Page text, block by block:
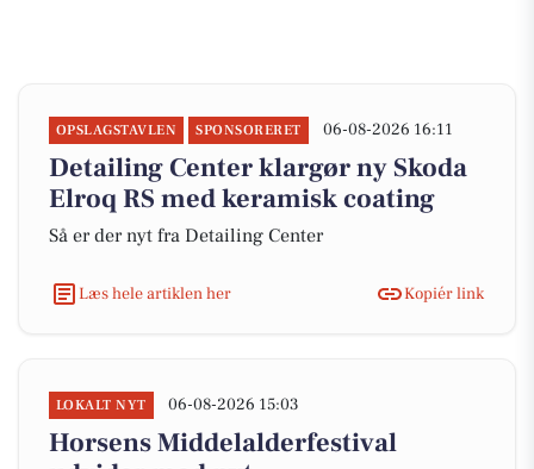
OPSLAGSTAVLEN SPONSORERET 06-08-2026 16:11
Detailing Center klargør ny Skoda
Elroq RS med keramisk coating
Så er der nyt fra Detailing Center
Læs hele artiklen her Kopiér link
LOKALT NYT 06-08-2026 15:03
Horsens Middelalderfestival